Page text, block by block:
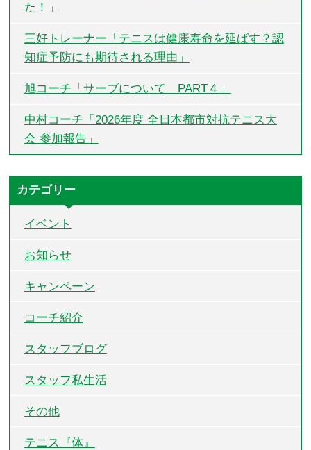
た！」
三好トレーナー「テニスは健康寿命を延ばす？認
知症予防にも期待される理由」
旭コーチ「サーブについて PART４」
中村コーチ「2026年度 全日本都市対抗テニス大
会 参加報告」
カテゴリー
イベント
お知らせ
キャンペーン
コーチ紹介
スタッフブログ
スタッフ私生活
その他
テニス『体』